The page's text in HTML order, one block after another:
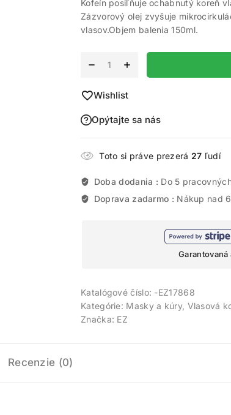
Kofeín posiľňuje ochabnutý koreň
Zázvorový olej zvyšuje
vlasov.Objem balenia 150ml.
Wishlist
Opýtajte sa nás
Toto si práve prezerá 27 ľudí
Doba dodania : Do 5
Doprava zadarmo : Nákup nad
Katalógové číslo: -EZ17868
Kategórie: Masky a kúry, Vlasová
Značka: EZ
Recenzie (0)